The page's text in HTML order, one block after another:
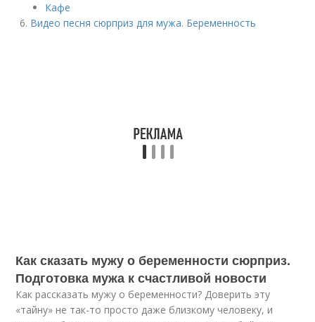
Кафе
Видео песня сюрприз для мужа. Беременность
Как сказать мужу о беременности сюрприз.
Подготовка мужа к счастливой новости
Как рассказать мужу о беременности? Доверить эту
«тайну» не так-то просто даже близкому человеку, и